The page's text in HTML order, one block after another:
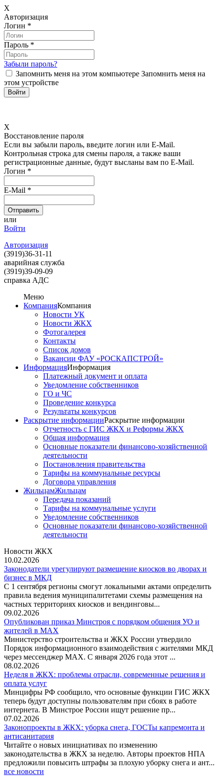
X
Авторизация
Логин *
Пароль *
Забыли пароль?
Запомнить меня на этом компьютере Запомнить меня на
этом устройстве
X
Восстановление пароля
Если вы забыли пароль, введите логин или E-Mail.
Контрольная строка для смены пароля, а также ваши
регистрационные данные, будут высланы вам по E-Mail.
Логин *
E-Mail *
или
Войти
Авторизация
(3919)36-31-11
аварийная служба
(3919)39-09-09
справка АДС
Меню
КомпанияКомпания
Новости УК
Новости ЖКХ
Фотогалерея
Контакты
Список домов
Вакансии ФАУ «РОСКАПСТРОЙ»
ИнформацияИнформация
Платежный документ и оплата
Уведомление собственников
ГО и ЧС
Проведение конкурса
Результаты конкурсов
Раскрытие информацииРаскрытие информации
Отчетность с ГИС ЖКХ и Реформы ЖКХ
Общая информация
Основные показатели финансово-хозяйственной
деятельности
Постановления правительства
Тарифы на коммунальные ресурсы
Договора управления
ЖильцамЖильцам
Передача показаний
Тарифы на коммунальные услуги
Уведомление собственников
Основные показатели финансово-хозяйственной
деятельности
Новости ЖКХ
10.02.2026
Законодатели урегулируют размещение киосков во дворах и
бизнес в МКД
С 1 сентября регионы смогут локальными актами определить
правила ведения муниципалитетами схемы размещения на
частных территориях киосков и вендинговы...
09.02.2026
Опубликован приказ Минстроя с порядком общения УО и
жителей в MAX
Министерство строительства и ЖКХ России утвердило
Порядок информационного взаимодействия с жителями МКД
через мессенджер MAX. С января 2026 года этот ...
08.02.2026
Неделя в ЖКХ: проблемы отрасли, современные решения и
оплата услуг
Минцифры РФ сообщило, что основные функции ГИС ЖКХ
теперь будут доступны пользователям при сбоях в работе
интернета. В Минстрое России ищут решение пр...
07.02.2026
Законопроекты в ЖКХ: уборка снега, ГОСТы капремонта и
антисанитария
Читайте о новых инициативах по изменению
законодательства в ЖКХ за неделю. Авторы проектов НПА
предложили повысить штрафы за плохую уборку снега и ант...
все новости